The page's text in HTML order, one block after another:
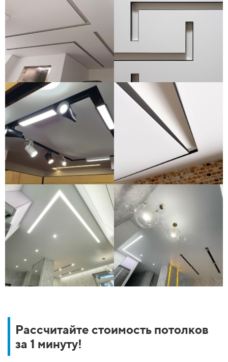
Рассчитайте стоимость потолков
за 1 минуту!